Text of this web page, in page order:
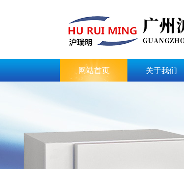
网站首页 关于我们